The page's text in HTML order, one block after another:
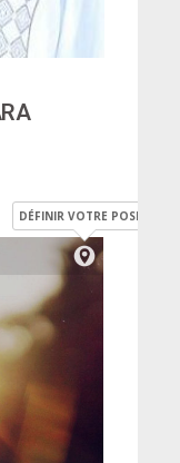
DÉFINIR VOTRE POSITION